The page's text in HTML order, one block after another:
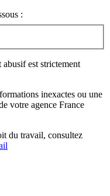
:
est strictement
inexactes ou une
votre agence France
du travail, consultez